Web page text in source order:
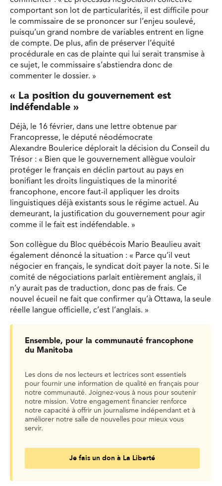
comportant son lot de particularités, il est difficile pour
le commissaire de se prononcer sur l’enjeu soulevé,
puisqu’un grand nombre de variables entrent en ligne
de compte. De plus, afin de préserver l’équité
procédurale en cas de plainte qui lui serait transmise à
ce sujet, le commissaire s’abstiendra donc de
commenter le dossier. »
« La position du gouvernement est
indéfendable »
Déjà, le 16 février, dans une lettre obtenue par
Francopresse, le député néodémocrate
Alexandre Boulerice déplorait la décision du Conseil du
Trésor : « Bien que le gouvernement allègue vouloir
protéger le français en déclin partout au pays en
bonifiant les droits linguistiques de la minorité
francophone, encore faut-il appliquer les droits
linguistiques déjà existants sous le régime actuel. Au
demeurant, la justification du gouvernement pour agir
comme il le fait est indéfendable. »
Son collègue du Bloc québécois Mario Beaulieu avait
également dénoncé la situation : « Parce qu’il veut
négocier en français, le syndicat doit payer la note. Si le
comité de négociations parlait entièrement anglais, il
n’y aurait pas de traduction, donc pas de frais. Ce
nouvel écueil ne fait que confirmer qu’à Ottawa, la seule
réelle langue officielle, c’est l’anglais. »
Ensemble, pour la communauté francophone
du Manitoba
Les dons de nos lecteurs et lectrices sont essentiels
pour fournir une information de qualité en français pour
notre communauté. Joignez-vous à nous pour soutenir
notre mission. Votre engagement financier renforce
notre capacité à offrir un journalisme indépendant et à
améliorer notre salle de nouvelles pour mieux vous
servir.
Je fais un don à La Liberté